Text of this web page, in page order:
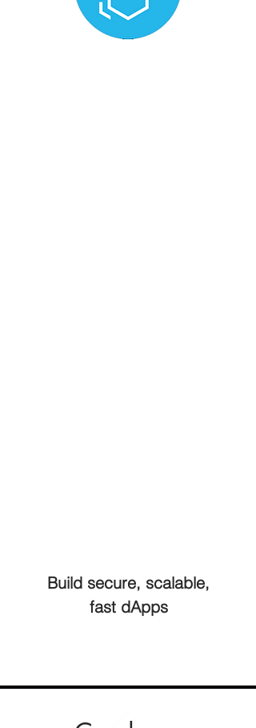
Build secure, scalable,
fast dApps